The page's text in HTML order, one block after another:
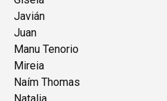
Javián
Juan
Manu Tenorio
Mireia
Naím Thomas
Natalia